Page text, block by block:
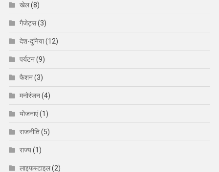
खेल(8)
गैजेट्स(3)
देश-दुनिया(12)
पर्यटन(9)
फैशन(3)
मनोरंजन(4)
योजनाएं(1)
राजनीति(5)
राज्य(1)
लाइफस्टाइल(2)